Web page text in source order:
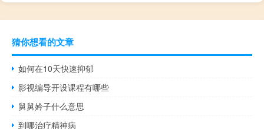
猜你想看的文章
如何在10天快速抑郁
影视编导开设课程有哪些
舅舅妗子什么意思
到哪治疗精神病